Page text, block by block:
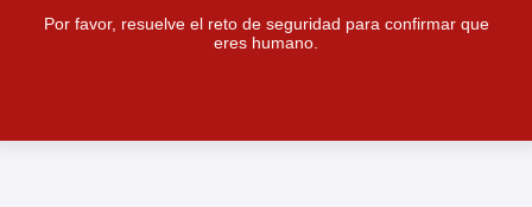
Por favor, resuelve el reto de seguridad para confirmar que
eres humano.